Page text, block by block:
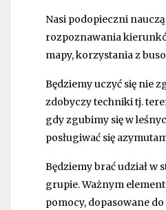
Nasi podopieczni
rozpoznawania
mapy, korzystania z
Będziemy uczyć się nie
zdobyczy techniki tj.
gdy zgubimy się w
posługiwać się
Będziemy brać udział w
grupie. Ważnym
pomocy, dopasowane